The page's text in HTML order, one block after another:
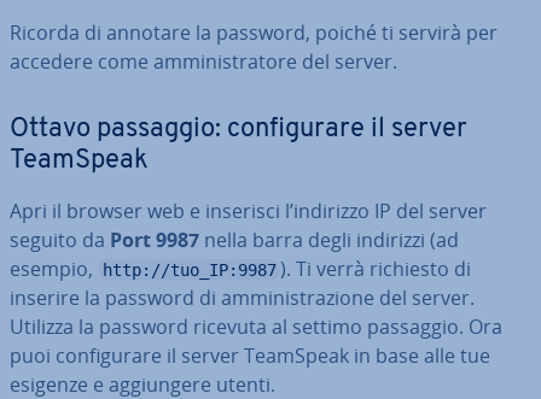
Ricorda di annotare la password, poiché ti servirà per
accedere come am­mi­ni­stra­to­re del server.
Ottavo passaggio: con­fi­gu­ra­re il server
TeamSpeak
Apri il browser web e inserisci l’indirizzo IP del server
seguito da Port 9987 nella barra degli indirizzi (ad
esempio,
http://tuo_IP:9987 ). Ti verrà richiesto di
inserire la password di am­mi­ni­stra­zio­ne del server.
Utilizza la password ricevuta al settimo passaggio. Ora
puoi con­fi­gu­ra­re il server TeamSpeak in base alle tue
esigenze e ag­giun­ge­re utenti.